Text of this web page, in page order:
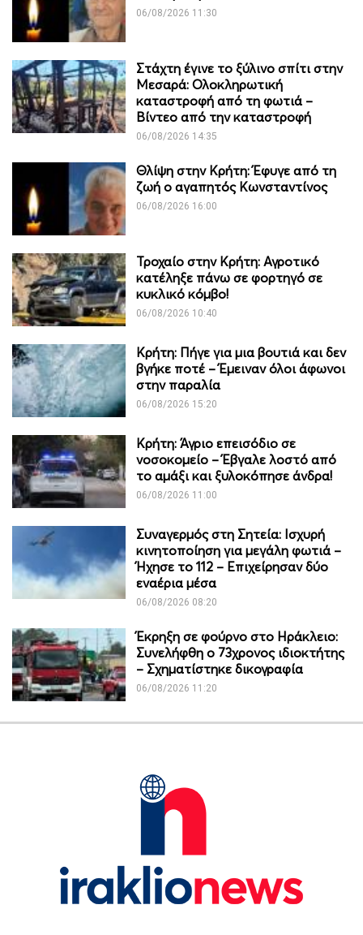
06/08/2026 11:30
Στάχτη έγινε το ξύλινο σπίτι στην
Μεσαρά: Ολοκληρωτική
καταστροφή από τη φωτιά –
Βίντεο από την καταστροφή
06/08/2026 14:35
Θλίψη στην Κρήτη: Έφυγε από τη
ζωή ο αγαπητός Κωνσταντίνος
06/08/2026 16:00
Τροχαίο στην Κρήτη: Αγροτικό
κατέληξε πάνω σε φορτηγό σε
κυκλικό κόμβο!
06/08/2026 10:40
Κρήτη: Πήγε για μια βουτιά και δεν
βγήκε ποτέ – Έμειναν όλοι άφωνοι
στην παραλία
06/08/2026 15:20
Κρήτη: Άγριο επεισόδιο σε
νοσοκομείο – Έβγαλε λοστό από
το αμάξι και ξυλοκόπησε άνδρα!
06/08/2026 11:00
Συναγερμός στη Σητεία: Ισχυρή
κινητοποίηση για μεγάλη φωτιά –
Ήχησε το 112 – Επιχείρησαν δύο
εναέρια μέσα
06/08/2026 08:20
Έκρηξη σε φούρνο στο Ηράκλειο:
Συνελήφθη ο 73χρονος ιδιοκτήτης
– Σχηματίστηκε δικογραφία
06/08/2026 11:20